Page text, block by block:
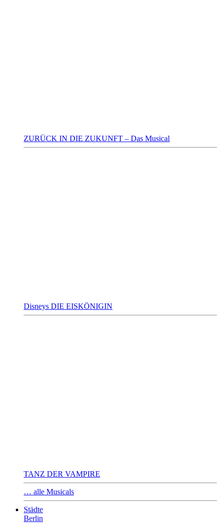
ZURÜCK IN DIE ZUKUNFT – Das Musical
Disneys DIE EISKÖNIGIN
TANZ DER VAMPIRE
… alle Musicals
Städte
Berlin